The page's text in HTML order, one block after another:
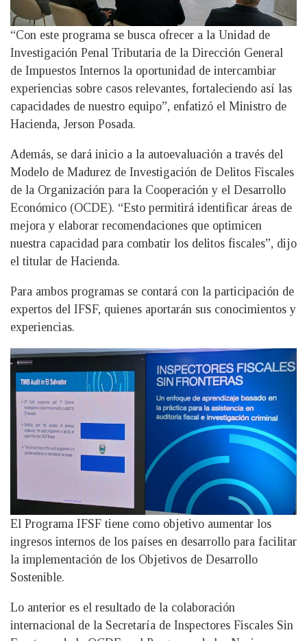
“Con este programa se busca ofrecer a la Unidad de
Investigación Penal Tributaria de la Dirección General
de Impuestos Internos la oportunidad de intercambiar
experiencias sobre casos relevantes, fortaleciendo así las
capacidades de nuestro equipo”, enfatizó el Ministro de
Hacienda, Jerson Posada.
Además, se dará inicio a la autoevaluación a través del
Modelo de Madurez de Investigación de Delitos Fiscales
de la Organización para la Cooperación y el Desarrollo
Económico (OCDE). “Esto permitirá identificar áreas de
mejora y elaborar recomendaciones que optimicen
nuestra capacidad para combatir los delitos fiscales”, dijo
el titular de Hacienda.
Para ambos programas se contará con la participación de
expertos del IFSF, quienes aportarán sus conocimientos y
experiencias.
El Programa IFSF tiene como objetivo aumentar los
ingresos internos de los países en desarrollo para facilitar
la implementación de los Objetivos de Desarrollo
Sostenible.
Lo anterior es el resultado de la colaboración
internacional de la Secretaría de Inspectores Fiscales Sin